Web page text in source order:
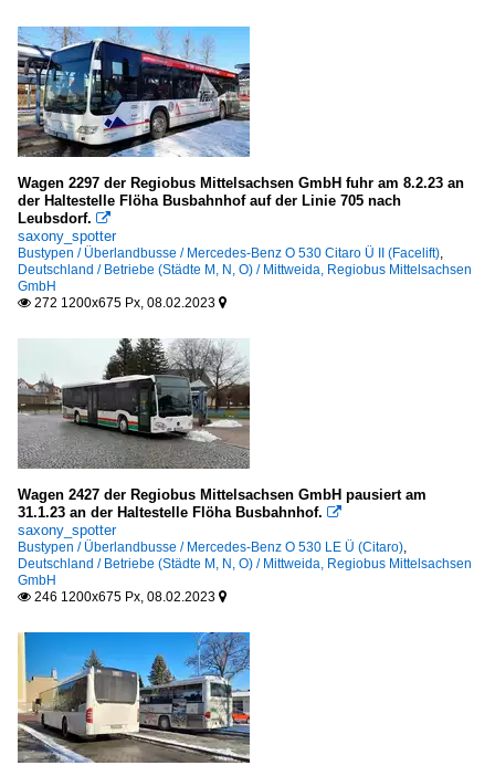
Wagen 2297 der Regiobus Mittelsachsen GmbH fuhr am 8.2.23 an
der Haltestelle Flöha Busbahnhof auf der Linie 705 nach
Leubsdorf. 
saxony_spotter
Bustypen / Überlandbusse / Mercedes-Benz O 530 Citaro Ü II (Facelift),
Deutschland / Betriebe (Städte M, N, O) / Mittweida, Regiobus Mittelsachsen
GmbH
 272 1200x675 Px, 08.02.2023 
Wagen 2427 der Regiobus Mittelsachsen GmbH pausiert am
31.1.23 an der Haltestelle Flöha Busbahnhof. 
saxony_spotter
Bustypen / Überlandbusse / Mercedes-Benz O 530 LE Ü (Citaro),
Deutschland / Betriebe (Städte M, N, O) / Mittweida, Regiobus Mittelsachsen
GmbH
 246 1200x675 Px, 08.02.2023 